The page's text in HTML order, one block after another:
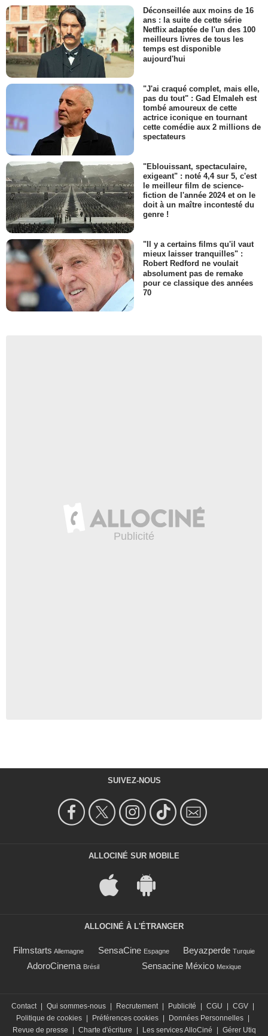
Déconseillée aux moins de 16
ans : la suite de cette série
Netflix adaptée de l'un des 100
meilleurs livres de tous les
temps est disponible
aujourd'hui
"J'ai craqué complet, mais elle,
pas du tout" : Gad Elmaleh est
tombé amoureux de cette
actrice iconique en tournant
cette comédie aux 2 millions de
spectateurs
"Eblouissant, spectaculaire,
exigeant" : noté 4,4 sur 5, c'est
le meilleur film de science-
fiction de l'année 2024 et on le
doit à un maître incontesté du
genre !
"Il y a certains films qu'il vaut
mieux laisser tranquilles" :
Robert Redford ne voulait
absolument pas de remake
pour ce classique des années
70
SUIVEZ-NOUS
ALLOCINÉ SUR MOBILE
ALLOCINÉ À L'ÉTRANGER
Filmstarts Allemagne SensaCine Espagne Beyazperde Turquie
AdoroCinema Brésil Sensacine México Mexique
Contact | Qui sommes-nous | Recrutement | Publicité | CGU | CGV |
Politique de cookies | Préférences cookies | Données Personnelles |
Revue de presse
| Charte d'écriture | Les services AlloCiné | Gérer Utiq